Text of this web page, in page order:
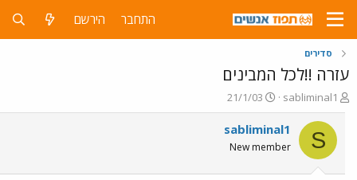
התחבר הירשם
סדירים
עזרה !!לכל המבינים
פ
ו
ת
ח
ה
sabliminal1
פ
ו
ר
ם
21/1/03
S
sabliminal1
New member